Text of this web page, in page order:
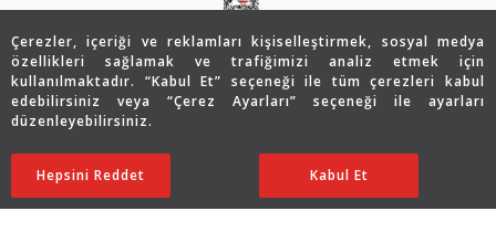
Çerezler, içeriği ve reklamları kişiselleştirmek, sosyal medya
özellikleri sağlamak ve trafiğimizi analiz etmek için
kullanılmaktadır. “Kabul Et” seçeneği ile tüm çerezleri kabul
edebilirsiniz veya “Çerez Ayarları” seçeneği ile ayarları
düzenleyebilirsiniz.
Ayarları Düzenle
Hepsini Reddet Kabul Et
67.656 TL
33.828TL SATIN ALIN
Copyright © 2026 Assos Pırlanta - Bu sitenin tüm hakları